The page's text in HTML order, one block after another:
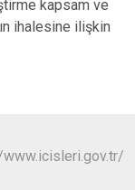
kapsam ve
ihalesine ilişkin